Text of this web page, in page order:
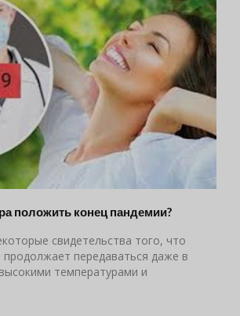
положить конец пандемии?
свидетельства того, что
продолжает передаваться даже в
температурами и